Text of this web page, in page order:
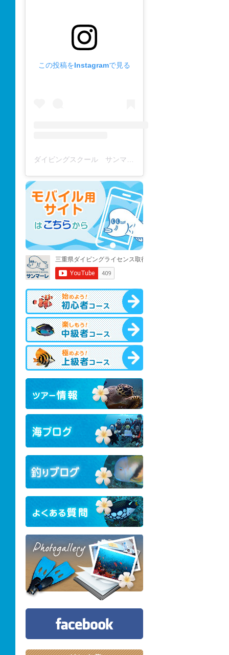
この投稿をInstagramで見る
ダイビングスクール サンマーレ / diving school(@diving_school_sanmare)がシェアした投稿